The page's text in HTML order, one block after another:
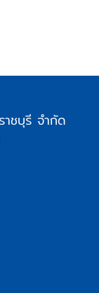
ชบุรี จำกัด